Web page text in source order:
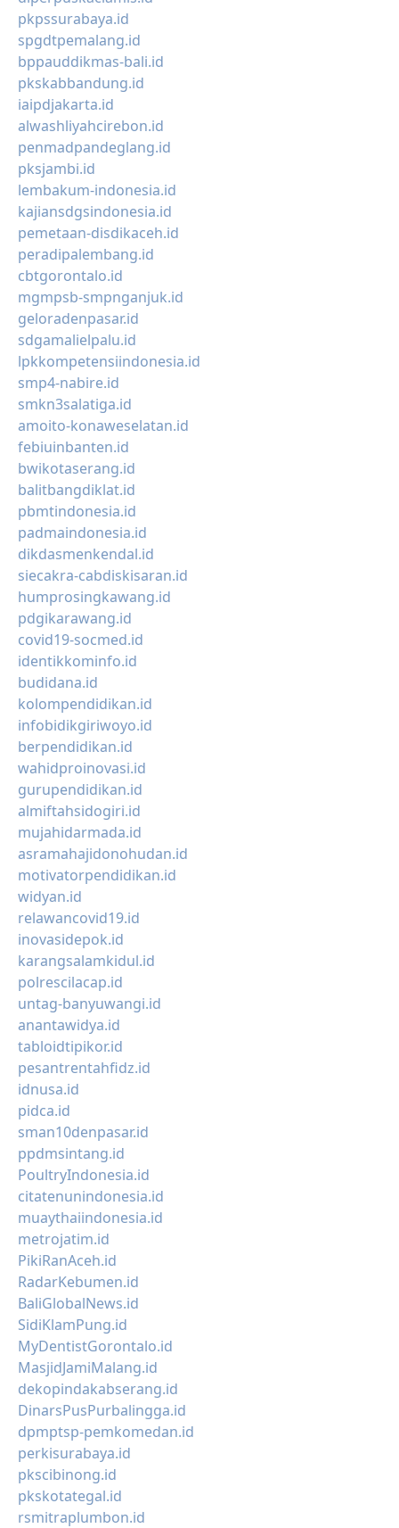
pkpssurabaya.id
spgdtpemalang.id
bppauddikmas-bali.id
pkskabbandung.id
iaipdjakarta.id
alwashliyahcirebon.id
penmadpandeglang.id
pksjambi.id
lembakum-indonesia.id
kajiansdgsindonesia.id
pemetaan-disdikaceh.id
peradipalembang.id
cbtgorontalo.id
mgmpsb-smpnganjuk.id
geloradenpasar.id
sdgamalielpalu.id
lpkkompetensiindonesia.id
smp4-nabire.id
smkn3salatiga.id
amoito-konaweselatan.id
febiuinbanten.id
bwikotaserang.id
balitbangdiklat.id
pbmtindonesia.id
padmaindonesia.id
dikdasmenkendal.id
siecakra-cabdiskisaran.id
humprosingkawang.id
pdgikarawang.id
covid19-socmed.id
identikkominfo.id
budidana.id
kolompendidikan.id
infobidikgiriwoyo.id
berpendidikan.id
wahidproinovasi.id
gurupendidikan.id
almiftahsidogiri.id
mujahidarmada.id
asramahajidonohudan.id
motivatorpendidikan.id
widyan.id
relawancovid19.id
inovasidepok.id
karangsalamkidul.id
polrescilacap.id
untag-banyuwangi.id
anantawidya.id
tabloidtipikor.id
pesantrentahfidz.id
idnusa.id
pidca.id
sman10denpasar.id
ppdmsintang.id
PoultryIndonesia.id
citatenunindonesia.id
muaythaiindonesia.id
metrojatim.id
PikiRanAceh.id
RadarKebumen.id
BaliGlobalNews.id
SidiKlamPung.id
MyDentistGorontalo.id
MasjidJamiMalang.id
dekopindakabserang.id
DinarsPusPurbalingga.id
dpmptsp-pemkomedan.id
perkisurabaya.id
pkscibinong.id
pkskotategal.id
rsmitraplumbon.id